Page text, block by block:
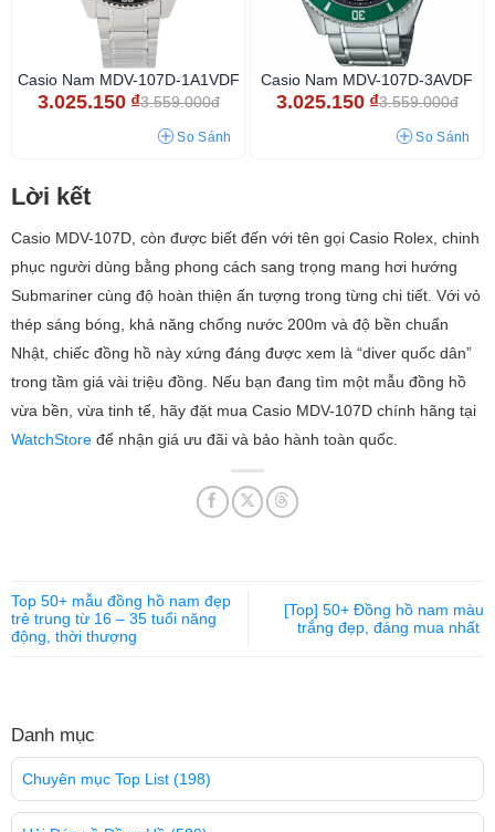
Casio Nam MDV-107D-1A1VDF
3.025.150 ₫3.559.000đ
So Sánh
Casio Nam MDV-107D-3AVDF
3.025.150 ₫3.559.000đ
So Sánh
Lời kết
Casio MDV-107D, còn được biết đến với tên gọi Casio Rolex, chinh
phục người dùng bằng phong cách sang trọng mang hơi hướng
Submariner cùng độ hoàn thiện ấn tượng trong từng chi tiết. Với vỏ
thép sáng bóng, khả năng chống nước 200m và độ bền chuẩn
Nhật, chiếc đồng hồ này xứng đáng được xem là “diver quốc dân”
trong tầm giá vài triệu đồng. Nếu bạn đang tìm một mẫu đồng hồ
vừa bền, vừa tinh tế, hãy đặt mua Casio MDV-107D chính hãng tại
WatchStore để nhận giá ưu đãi và bảo hành toàn quốc.
Top 50+ mẫu đồng hồ nam đẹp
trẻ trung từ 16 – 35 tuổi năng
động, thời thượng
[Top] 50+ Đồng hồ nam màu
trắng đẹp, đáng mua nhất
Danh mục
Chuyên mục Top List (198)